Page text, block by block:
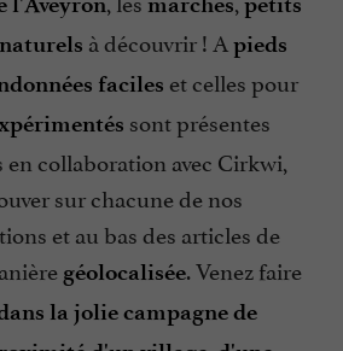
à découvrir ! A pieds
faciles et celles pour
sont présentes
collaboration avec Cirkwi,
sur chacune de nos
et au bas des articles de
géolocalisée. Venez faire
la jolie campagne de